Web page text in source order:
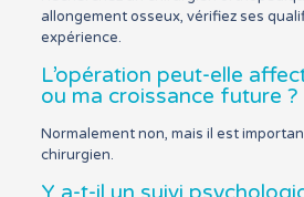
allongement osseux, vérifiez ses
expérience.
L’opération peut-elle
ou ma croissance future ?
Normalement non, mais il est
chirurgien.